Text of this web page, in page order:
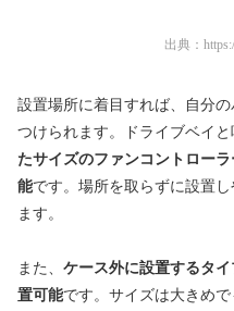
出典：
設置場所に着目すれば、自分
つけられます。ドライブベイと
たサイズのファンコントロー
能です。場所を取らずに設置
ます。
また、 ケース外に設置するタ
置可能です。サイズは大きめ